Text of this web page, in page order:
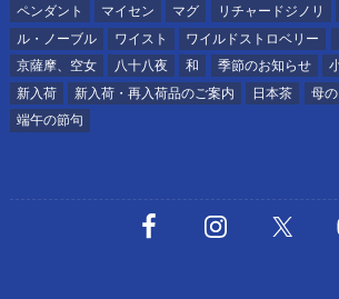
ペンダント
マイセン マグ リチャードジノリ
ル・ノーブル
ワイスト ワイルドストロベリー
京薩摩、空女
八十八夜 和 季節のお知らせ
新入荷
新入荷・再入荷品のご案内 日本茶 母の
端午の節句